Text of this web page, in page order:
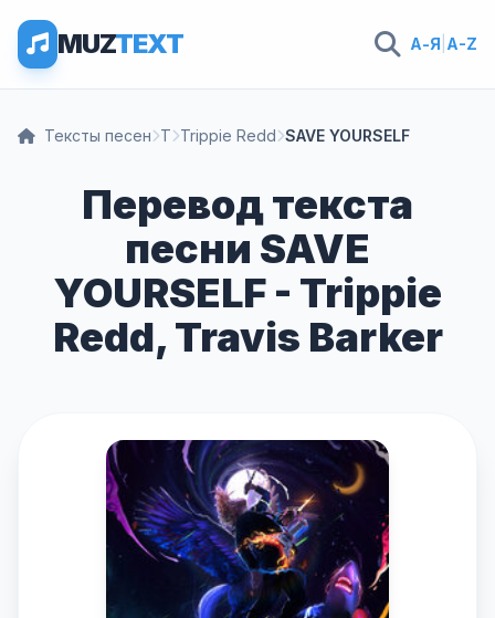
MUZTEXT А-Я A-Z
Тексты песен T Trippie Redd SAVE YOURSELF
Перевод текста
песни SAVE
YOURSELF - Trippie
Redd, Travis Barker